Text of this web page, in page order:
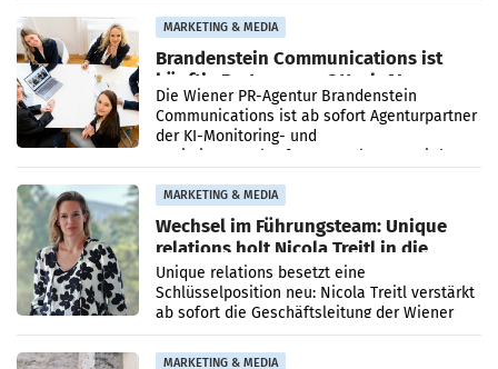
MARKETING & MEDIA
Brandenstein Communications ist
künftig Partner von OtterlyAI
Die Wiener PR-Agentur Brandenstein
Communications ist ab sofort Agenturpartner
der KI-Monitoring- und
Optimierungsplattform OtterlyAI. Damit baut
MARKETING & MEDIA
Wechsel im Führungsteam: Unique
relations holt Nicola Treitl in die
Geschäftsleitung
Unique relations besetzt eine
Schlüsselposition neu: Nicola Treitl verstärkt
ab sofort die Geschäftsleitung der Wiener
PR-Agentur an der Seite von Josef Kalina und
Anna Kalina-Mahr.
MARKETING & MEDIA